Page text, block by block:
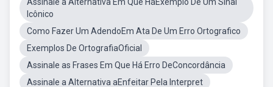
Icônico
Como Fazer Um AdendoEm Ata De Um Erro Ortografico
Exemplos De OrtografiaOficial
Assinale as Frases Em Que Há Erro DeConcordância
Assinale a Alternativa aEnfeitar Pela Interpret